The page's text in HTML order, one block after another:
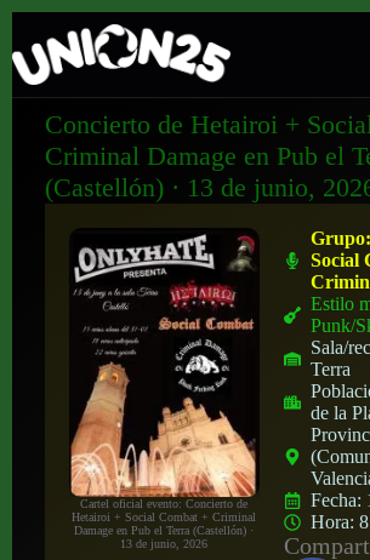
Concierto de Hetairoi +
Criminal Damage en Pub el
(Castellón) · 13 de junio,
Cartel oficial evento: Concierto de
Hetairoi + Social Combat + Criminal
Damage en Pub el Terra (Castellón) ·
13 de junio, 2026
Social
Estilo
Punk/
Sala/
Terra
de la
Fecha:
Hora: